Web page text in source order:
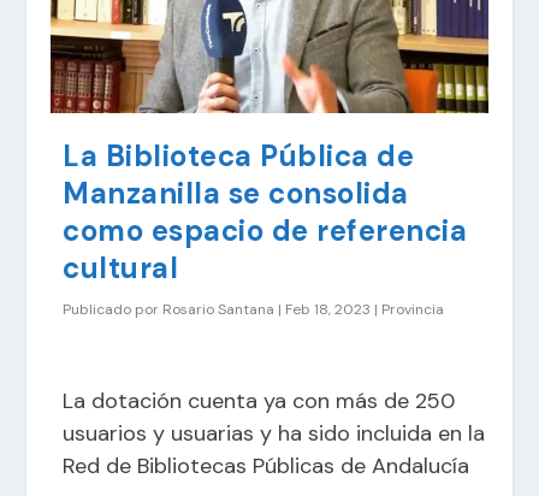
La Biblioteca Pública de
Manzanilla se consolida
como espacio de referencia
cultural
Publicado por Rosario Santana | Feb 18, 2023 | Provincia
La dotación cuenta ya con más de 250
usuarios y usuarias y ha sido incluida en la
Red de Bibliotecas Públicas de Andalucía